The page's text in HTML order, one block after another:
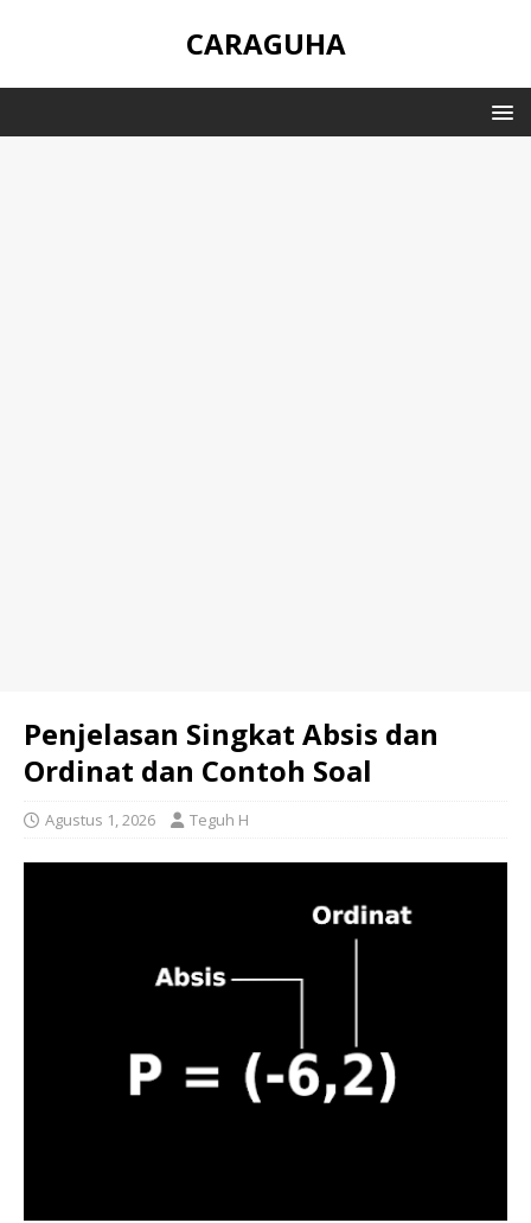
CARAGUHA
Penjelasan Singkat Absis dan
Ordinat dan Contoh Soal
Agustus 1, 2026 Teguh H